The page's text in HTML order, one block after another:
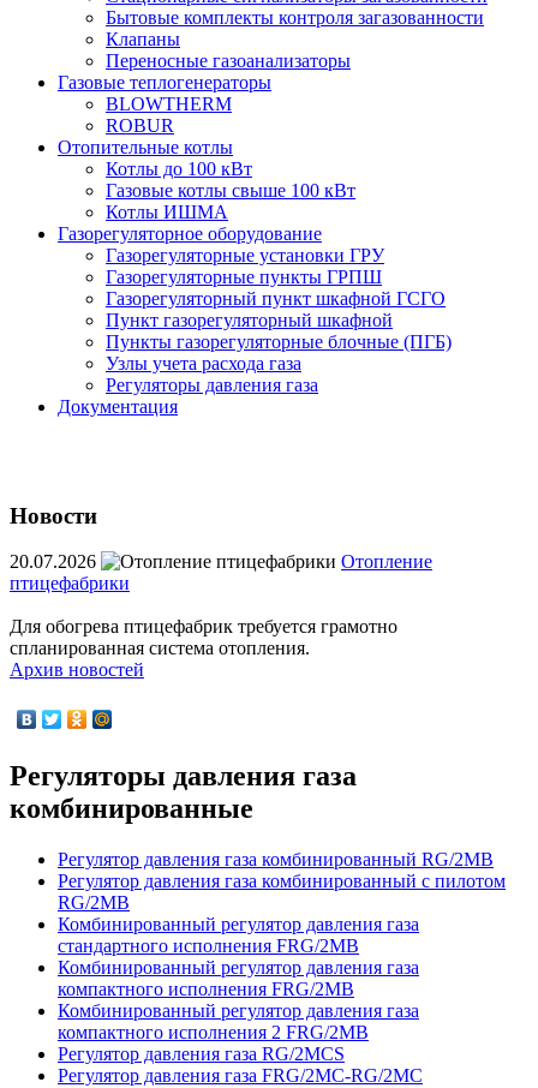
Бытовые комплекты контроля загазованности
Клапаны
Переносные газоанализаторы
Газовые теплогенераторы
BLOWTHERM
ROBUR
Отопительные котлы
Котлы до 100 кВт
Газовые котлы свыше 100 кВт
Котлы ИШМА
Газорегуляторное оборудование
Газорегуляторные установки ГРУ
Газорегуляторные пункты ГРПШ
Газорегуляторный пункт шкафной ГСГО
Пункт газорегуляторный шкафной
Пункты газорегуляторные блочные (ПГБ)
Узлы учета расхода газа
Регуляторы давления газа
Документация
Новости
20.07.2026
Отопление
птицефабрики
Для обогрева птицефабрик требуется грамотно
спланированная система отопления.
Архив новостей
Регуляторы давления газа
комбинированные
Регулятор давления газа комбинированный RG/2MB
Регулятор давления газа комбинированный с пилотом
RG/2МВ
Комбинированный регулятор давления газа
стандартного исполнения FRG/2MB
Комбинированный регулятор давления газа
компактного исполнения FRG/2МВ
Комбинированный регулятор давления газа
компактного исполнения 2 FRG/2MB
Регулятор давления газа RG/2MCS
Регулятор давления газа FRG/2MC-RG/2MC